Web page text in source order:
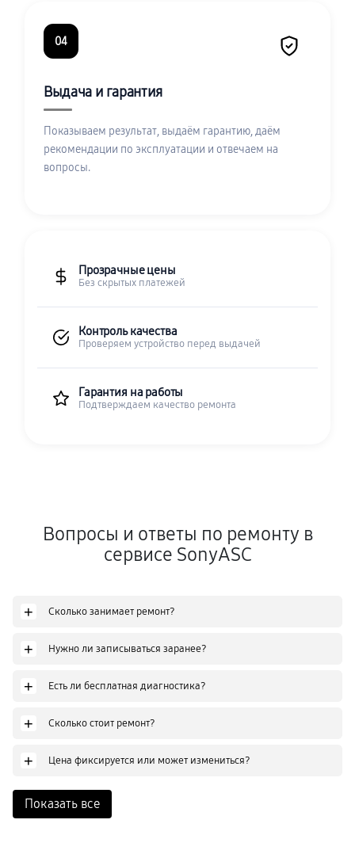
04
Выдача и гарантия
Показываем результат, выдаём гарантию, даём
рекомендации по эксплуатации и отвечаем на
вопросы.
Прозрачные цены
Без скрытых платежей
Контроль качества
Проверяем устройство перед выдачей
Гарантия на работы
Подтверждаем качество ремонта
Вопросы и ответы по ремонту в
сервисе SonyASC
+ Сколько занимает ремонт?
+ Нужно ли записываться заранее?
+ Есть ли бесплатная диагностика?
+ Сколько стоит ремонт?
+ Цена фиксируется или может измениться?
Показать все